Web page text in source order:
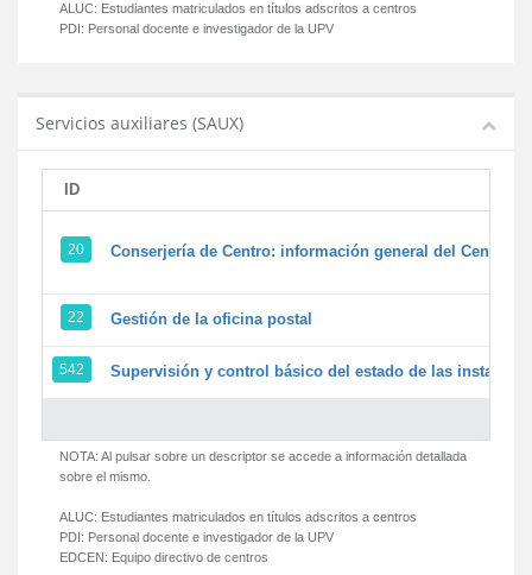
ALUC: Estudiantes matriculados en títulos adscritos a centros
PDI: Personal docente e investigador de la UPV
Servicios auxiliares (SAUX)
ID
20 Conserjería de Centro: información general del Centro y
22 Gestión de la oficina postal
542 Supervisión y control básico del estado de las
NOTA: Al pulsar sobre un descriptor se accede a información detallada
sobre el mismo.
ALUC: Estudiantes matriculados en títulos adscritos a centros
PDI: Personal docente e investigador de la UPV
EDCEN: Equipo directivo de centros